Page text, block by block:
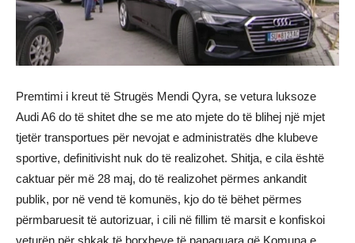
Premtimi i kreut të Strugës Mendi Qyra, se vetura luksoze
Audi A6 do të shitet dhe se me ato mjete do të blihej një mjet
tjetër transportues për nevojat e administratës dhe klubeve
sportive, definitivisht nuk do të realizohet. Shitja, e cila është
caktuar për më 28 maj, do të realizohet përmes ankandit
publik, por në vend të komunës, kjo do të bëhet përmes
përmbaruesit të autorizuar, i cili në fillim të marsit e konfiskoi